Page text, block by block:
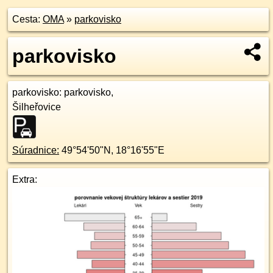
Cesta: OMA» parkovisko
parkovisko
parkovisko: parkovisko,
Šilheřovice
Súradnice: 49°54'50"N , 18°16'55"E
Extra: